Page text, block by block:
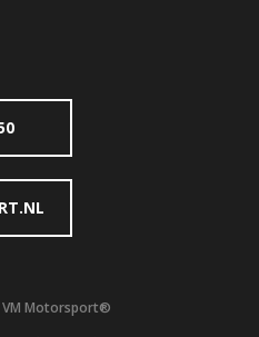
Motorsport®